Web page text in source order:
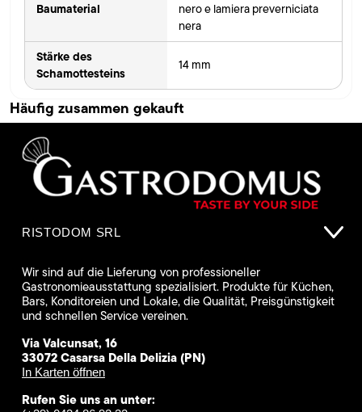
Baumaterial
nero e lamiera preverniciata
nera
Stärke des
Schamottesteins
14 mm
Häufig zusammen gekauft
RISTODOM SRL
Wir sind auf die Lieferung von professioneller
Gastronomieausstattung spezialisiert. Produkte für Küchen,
Bars, Konditoreien und Lokale, die Qualität, Preisgünstigkeit
und schnellen Service vereinen.
Via Valcunsat, 16
33072 Casarsa Della Delizia (PN)
In Karten öffnen
Rufen Sie uns an unter: